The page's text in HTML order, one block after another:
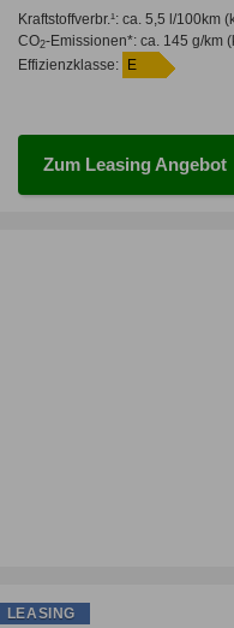
Kraftstoffverbr.¹: ca. 5,5 l/100km
CO2-Emissionen*: ca. 145 g/km
Effizienzklasse:
E
Zum Leasing Angebot
LEASING